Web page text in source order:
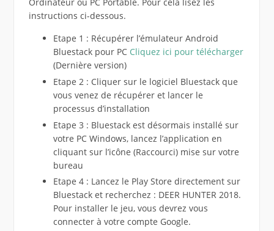
instructions ci-dessous.
Etape 1 : Récupérer l’émulateur Android
Bluestack pour PC Cliquez ici pour télécharger
(Dernière version)
Etape 2 : Cliquer sur le logiciel Bluestack que
vous venez de récupérer et lancer le
processus d’installation
Etape 3 : Bluestack est désormais installé sur
votre PC Windows, lancez l’application en
cliquant sur l’icône (Raccourci) mise sur votre
bureau
Etape 4 : Lancez le Play Store directement sur
Bluestack et recherchez : DEER HUNTER 2018.
Pour installer le jeu, vous devrez vous
connecter à votre compte Google.